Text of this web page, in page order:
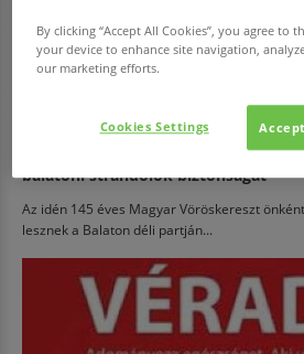
EGÉSZSÉG
Júliustól ismét vöröskeresztes
balatoni strandolók biztonságát
Az idén 145 éves Magyar Vöröskereszt
lesznek a Balaton déli partján...
By clicking “Accept All Cookies”, you agree to
your device to enhance site navigation,
our marketing efforts.
Cookies Settings